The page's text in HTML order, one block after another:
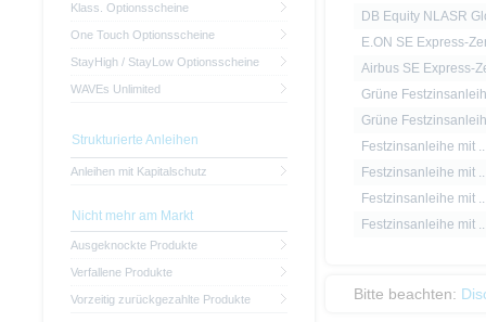
DB Equity NLASR
E.ON SE Express-
Airbus SE Express-
Grüne
Grüne
Festzinsanleihe mit
Festzinsanleihe mit
Festzinsanleihe mit
Festzinsanleihe mit
Bitte beachten:
Klass. Optionsscheine
One Touch Optionsscheine
StayHigh / StayLow Optionsscheine
WAVEs Unlimited
Strukturierte Anleihen
Anleihen mit Kapitalschutz
Nicht mehr am Markt
Ausgeknockte Produkte
Verfallene Produkte
Vorzeitig zurückgezahlte Produkte